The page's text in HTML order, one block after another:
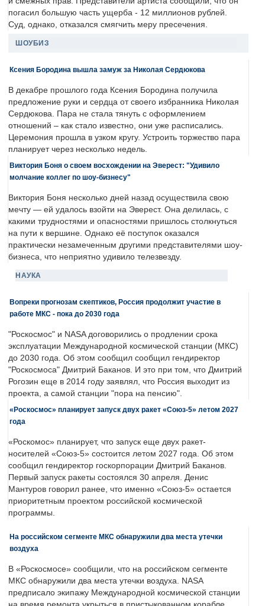
погасил большую часть ущерба - 12 миллионов рублей.
Суд, однако, отказался смягчить меру пресечения.
ШОУБИЗ
Ксения Бородина вышла замуж за Николая Сердюкова
В декабре прошлого года Ксения Бородина получила
предложение руки и сердца от своего избранника Николая
Сердюкова. Пара не стала тянуть с оформлением
отношений – как стало известно, они уже расписались.
Церемония прошла в узком кругу. Устроить торжество пара
планирует через несколько недель.
Виктория Боня о своем восхождении на Эверест: "Удивило
молчание коллег по шоу-бизнесу"
Виктория Боня несколько дней назад осуществила свою
мечту — ей удалось взойти на Эверест. Она делилась, с
какими трудностями и опасностями пришлось столкнуться
на пути к вершине. Однако её поступок оказался
практически незамеченным другими представителями шоу-
бизнеса, что неприятно удивило телезвезду.
НАУКА
Вопреки прогнозам скептиков, Россия продолжит участие в
работе МКС - пока до 2030 года
"Роскосмос" и NASA договорились о продлении срока
эксплуатации Международной космической станции (МКС)
до 2030 года. Об этом сообщил сообщил гендиректор
"Роскосмоса" Дмитрий Баканов. И это при том, что Дмитрий
Рогозин еще в 2014 году заявлял, что Россия выходит из
проекта, а самой станции "пора на пенсию".
«Роскосмос» планирует запуск двух ракет «Союз-5» летом 2027
года
«Роскомос» планирует, что запуск еще двух ракет-
носителей «Союз-5» состоится летом 2027 года. Об этом
сообщил гендиректор госкорпорации Дмитрий Баканов.
Первый запуск ракеты состоялся 30 апреля. Денис
Мантуров говорил ранее, что именно «Союз-5» остается
приоритетным проектом российской космической
программы.
На российском сегменте МКС обнаружили два места утечки
воздуха
В «Роскосмосе» сообщили, что на российском сегменте
МКС обнаружили два места утечки воздуха. NASA
предписало экипажу Международной космической станции